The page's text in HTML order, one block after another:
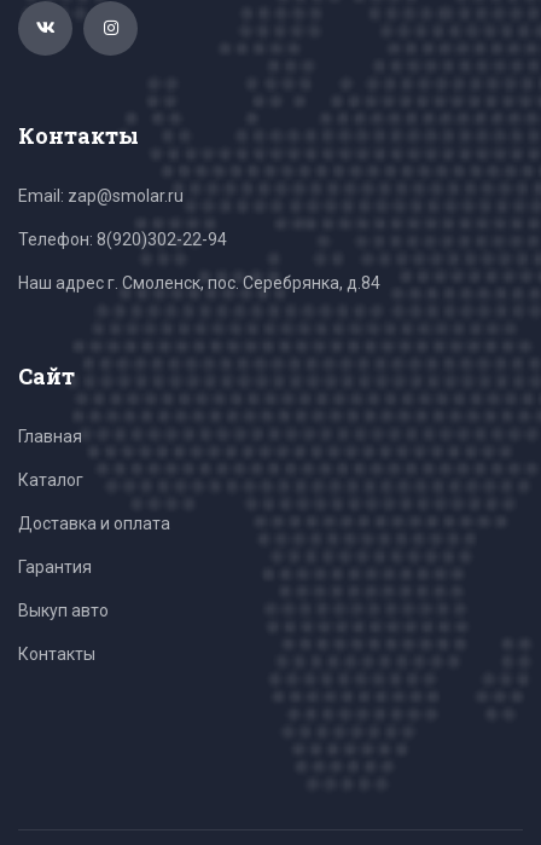
Контакты
Email: zap@smolar.ru
Телефон: 8(920)302-22-94
Наш адрес г. Смоленск, пос. Серебрянка, д.84
Сайт
Главная
Каталог
Доставка и оплата
Гарантия
Выкуп авто
Контакты